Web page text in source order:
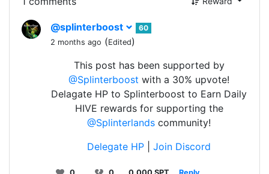
@splinterboost
60
2 months ago (Edited)
This post has been supported by
@Splinterboost with a 30% upvote!
Delagate HP to Splinterboost to Earn Daily
HIVE rewards for supporting the
@Splinterlands community!
Delegate HP
Join Discord